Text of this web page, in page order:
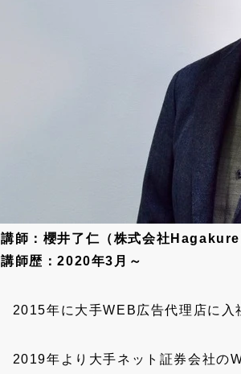
講師：櫻井了仁（株式会社Hagakure
講師歴：2020年3月～
2015年に大手WEB広告代理店に入
2019年より大手ネット証券会社の